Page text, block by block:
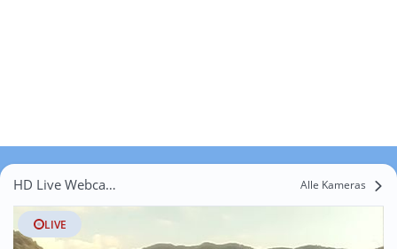
HD Live Webcams Unterbergern Alle Kameras
LIVE